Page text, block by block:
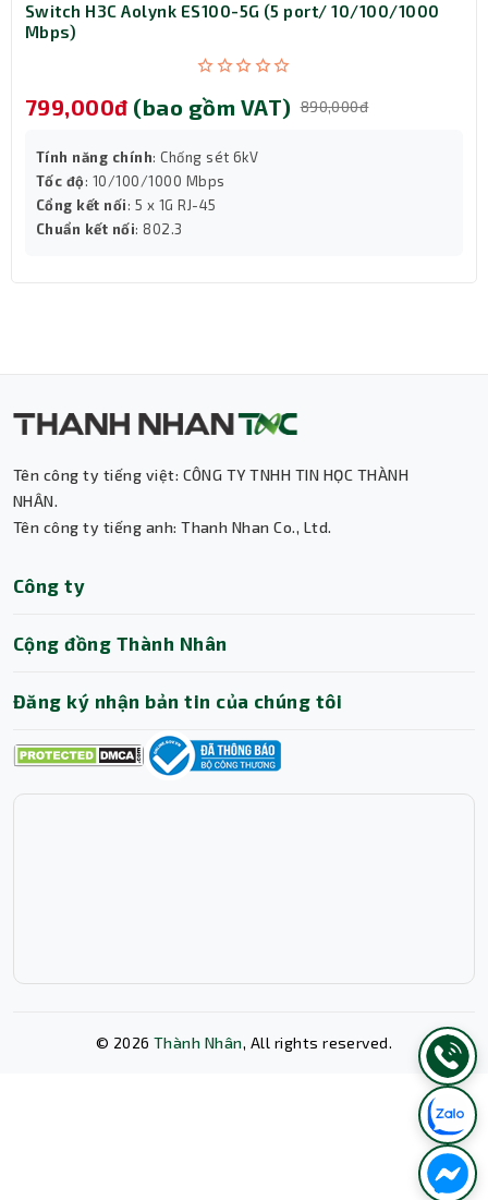
Switch H3C Aolynk ES100-5G (5 port/ 10/100/1000
Mbps)
799,000đ (bao gồm VAT) 890,000đ
Tính năng chính: Chống sét 6kV
Tốc độ: 10/100/1000 Mbps
Cổng kết nối: 5 x 1G RJ-45
Chuẩn kết nối: 802.3
Tên công ty tiếng việt: CÔNG TY TNHH TIN HỌC THÀNH
NHÂN.
Tên công ty tiếng anh: Thanh Nhan Co., Ltd.
Công ty
Cộng đồng Thành Nhân
Đăng ký nhận bản tin của chúng tôi
© 2026 Thành Nhân, All rights reserved.